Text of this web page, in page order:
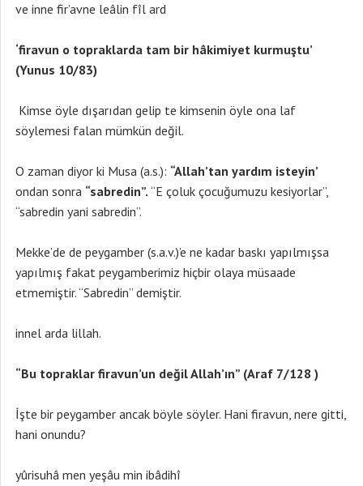
ve inne fir’avne leâlin fîl ard
‘firavun o topraklarda tam bir hâkimiyet kurmuştu’
(Yunus 10/83)
Kimse öyle dışarıdan gelip te kimsenin öyle ona laf
söylemesi falan mümkün değil.
O zaman diyor ki Musa (a.s.): “Allah’tan yardım isteyin’
ondan sonra “sabredin”. “E çoluk çocuğumuzu kesiyorlar”,
“sabredin yani sabredin”.
Mekke’de de peygamber (s.a.v.)’e ne kadar baskı yapılmışsa
yapılmış fakat peygamberimiz hiçbir olaya müsaade
etmemiştir. “Sabredin” demiştir.
innel arda lillah.
“Bu topraklar firavun’un değil Allah’ın” (Araf 7/128 )
İşte bir peygamber ancak böyle söyler. Hani firavun, nere gitti,
hani onundu?
yûrisuhâ men yeşâu min ibâdihî